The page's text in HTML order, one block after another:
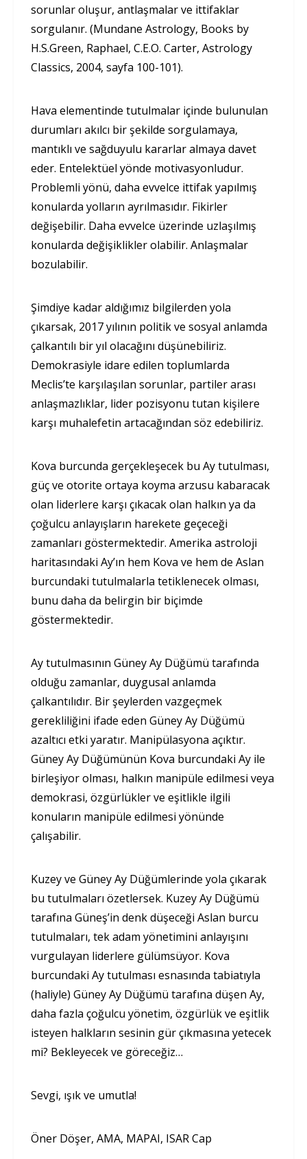
sorunlar oluşur, antlaşmalar ve ittifaklar
sorgulanır. (Mundane Astrology, Books by
H.S.Green, Raphael, C.E.O. Carter, Astrology
Classics, 2004, sayfa 100-101).
Hava elementinde tutulmalar içinde bulunulan
durumları akılcı bir şekilde sorgulamaya,
mantıklı ve sağduyulu kararlar almaya davet
eder. Entelektüel yönde motivasyonludur.
Problemli yönü, daha evvelce ittifak yapılmış
konularda yolların ayrılmasıdır. Fikirler
değişebilir. Daha evvelce üzerinde uzlaşılmış
konularda değişiklikler olabilir. Anlaşmalar
bozulabilir.
Şimdiye kadar aldığımız bilgilerden yola
çıkarsak, 2017 yılının politik ve sosyal anlamda
çalkantılı bir yıl olacağını düşünebiliriz.
Demokrasiyle idare edilen toplumlarda
Meclis’te karşılaşılan sorunlar, partiler arası
anlaşmazlıklar, lider pozisyonu tutan kişilere
karşı muhalefetin artacağından söz edebiliriz.
Kova burcunda gerçekleşecek bu Ay tutulması,
güç ve otorite ortaya koyma arzusu kabaracak
olan liderlere karşı çıkacak olan halkın ya da
çoğulcu anlayışların harekete geçeceği
zamanları göstermektedir. Amerika astroloji
haritasındaki Ay’ın hem Kova ve hem de Aslan
burcundaki tutulmalarla tetiklenecek olması,
bunu daha da belirgin bir biçimde
göstermektedir.
Ay tutulmasının Güney Ay Düğümü tarafında
olduğu zamanlar, duygusal anlamda
çalkantılıdır. Bir şeylerden vazgeçmek
gerekliliğini ifade eden Güney Ay Düğümü
azaltıcı etki yaratır. Manipülasyona açıktır.
Güney Ay Düğümünün Kova burcundaki Ay ile
birleşiyor olması, halkın manipüle edilmesi veya
demokrasi, özgürlükler ve eşitlikle ilgili
konuların manipüle edilmesi yönünde
çalışabilir.
Kuzey ve Güney Ay Düğümlerinde yola çıkarak
bu tutulmaları özetlersek. Kuzey Ay Düğümü
tarafına Güneş’in denk düşeceği Aslan burcu
tutulmaları, tek adam yönetimini anlayışını
vurgulayan liderlere gülümsüyor. Kova
burcundaki Ay tutulması esnasında tabiatıyla
(haliyle) Güney Ay Düğümü tarafına düşen Ay,
daha fazla çoğulcu yönetim, özgürlük ve eşitlik
isteyen halkların sesinin gür çıkmasına yetecek
mi? Bekleyecek ve göreceğiz…
Sevgi, ışık ve umutla!
Öner Döşer, AMA, MAPAI, ISAR Cap